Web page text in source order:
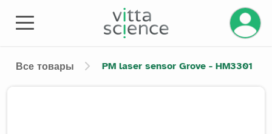
Все товары PM laser sensor Grove - HM3301